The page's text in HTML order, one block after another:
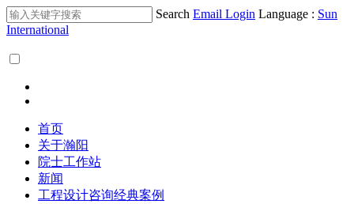
Search Email Login Language : Sun
International
首页
关于瀚阳
院士工作站
新闻
工程设计咨询经典案例